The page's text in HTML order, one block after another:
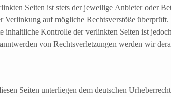
Seiten ist stets der jeweilige Anbieter oder
auf mögliche Rechtsverstöße
inhaltliche Kontrolle der verlinkten Seiten ist
von Rechtsverletzungen werden wir
Seiten unterliegen dem deutschen